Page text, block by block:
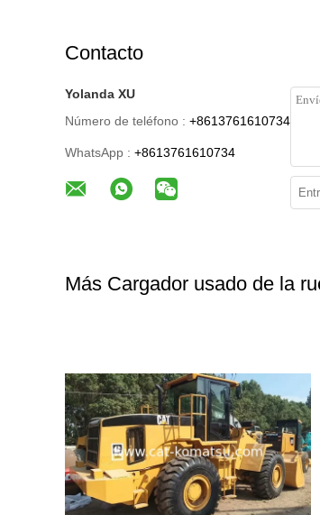
Contacto
Yolanda XU
Número de teléfono : +8613761610734
WhatsApp : +8613761610734
Más Cargador usado de la